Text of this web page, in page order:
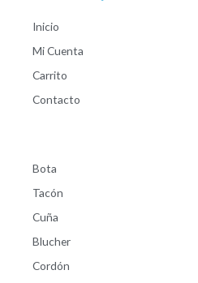
Inicio
Mi Cuenta
Carrito
Contacto
Bota
Tacón
Cuña
Blucher
Cordón